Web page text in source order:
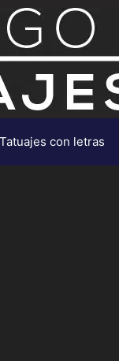
Tatuajes con letras